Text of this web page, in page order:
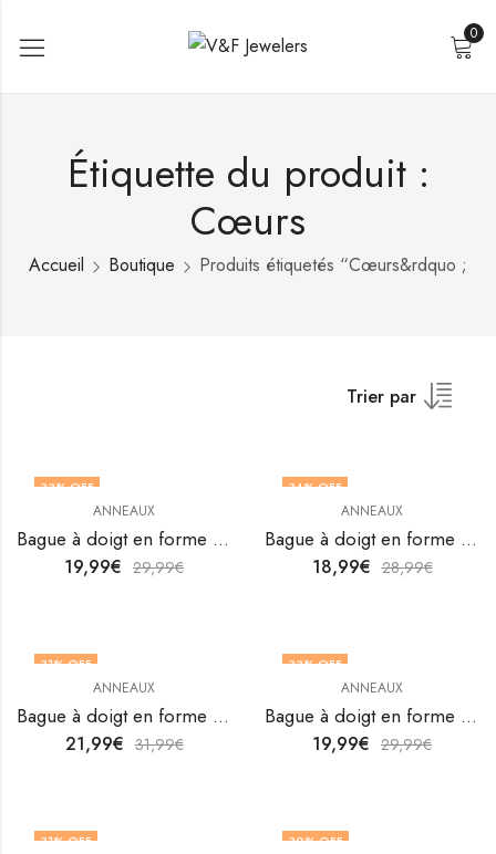
0
Étiquette du produit :
Cœurs
Accueil Boutique Produits étiquetés “Cœurs&rdquo ;
Trier par
33% OFF
ANNEAUX
Bague à doigt en forme de cœur en acier inoxydable plaqué or 18 carats de V&F Jewelers
19,99€ 29,99€
34% OFF
ANNEAUX
Bague à doigt en forme de cœur en acier inoxydable plaqué or 18 carats de V&F Jewelers
18,99€ 28,99€
31% OFF
ANNEAUX
Bague à doigt en forme de cœur en acier inoxydable plaqué or 18 carats de V&F Jewelers
21,99€ 31,99€
33% OFF
OUT OF STOCK
ANNEAUX
Bague à doigt en forme de cœur en acier inoxydable plaqué or 18 carats de V&F Jewelers
19,99€ 29,99€
31% OFF 30% OFF